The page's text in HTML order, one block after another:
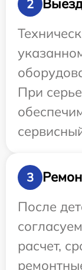
2
При
3
После
расчет,